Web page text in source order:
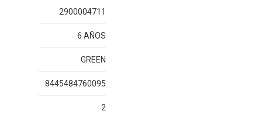
2900004711
6 AÑOS
GREEN
8445484760095
2